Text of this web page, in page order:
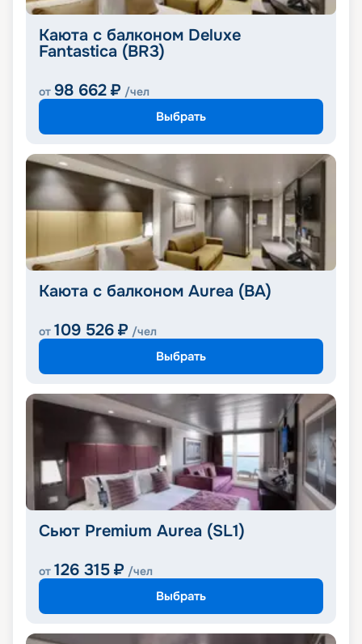
Каюта с балконом Deluxe
Fantastica (BR3)
от 98 662 ₽ /чел
Выбрать
Каюта с балконом Aurea (BA)
от 109 526 ₽ /чел
Выбрать
Сьют Premium Aurea (SL1)
от 126 315 ₽ /чел
Выбрать